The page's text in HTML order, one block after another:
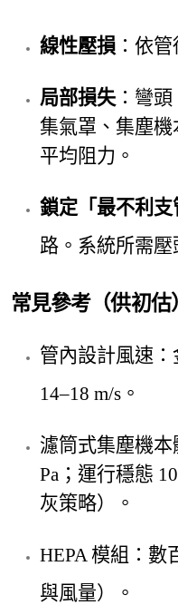
線性壓損 ：依管
局部損失 ：彎
集氣罩、集塵
平均阻力。
鎖定「最不利支
路。系統所需壓
常見參考（供初估
管內設計風速
14–18 m/s。
濾筒式集塵機本
Pa；運行穩態
灰策略）。
HEPA 模組：數
與風量）。